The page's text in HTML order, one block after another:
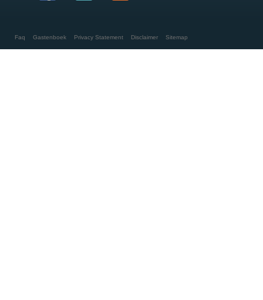
Faq Gastenboek Privacy Statement Disclaimer Sitemap